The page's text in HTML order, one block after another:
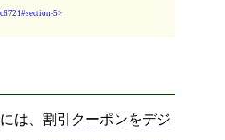
5
は、 割引クーポンをデジ